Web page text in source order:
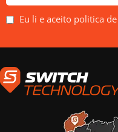
Eu li e aceito politica